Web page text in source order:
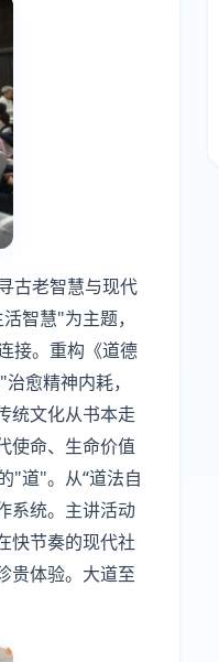
古老智慧与现代
智慧"为主题，
接。重构《道德
愈精神内耗，
统文化从书本走
使命、生命价值
"道"。从“道法自
系统。主讲活动
快节奏的现代社
贵体验。大道至